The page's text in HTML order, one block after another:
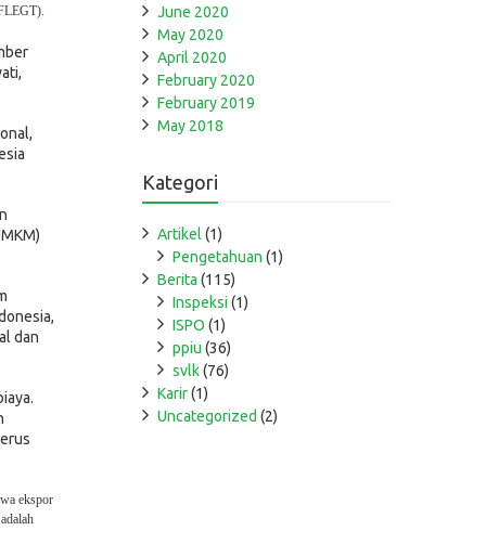
dan
ekspor
June 2020
May 2020
April 2020
February 2020
February 2019
May 2018
Kategori
Artikel (1)
Pengetahuan (1)
Berita (115)
Inspeksi (1)
ISPO (1)
ppiu (36)
svlk(76)
Karir(1)
Uncategorized (2)